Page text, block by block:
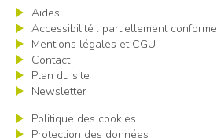
Aides
Accessibilité : partiellement conforme
Mentions légales et CGU
Contact
Plan du site
Newsletter
Politique des cookies
Protection des données